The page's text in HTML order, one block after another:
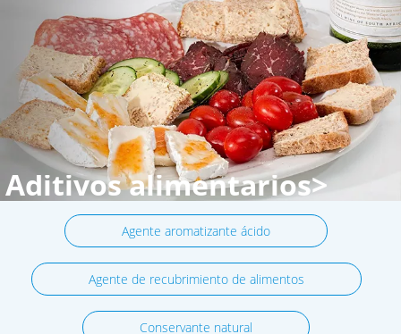
Aditivos alimentarios>
Agente aromatizante ácido
Agente de recubrimiento de alimentos
Conservante natural